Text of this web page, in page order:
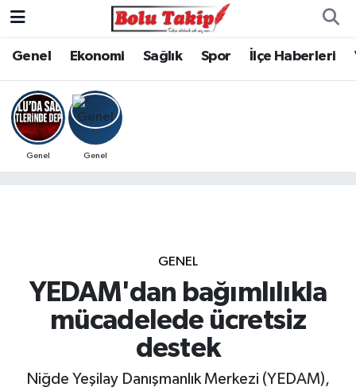
Genel Ekonomi Sağlık Spor İlçe Haberleri
Genel Genel
GENEL
YEDAM'dan bağımlılıkla
mücadelede ücretsiz
destek
Niğde Yeşilay Danışmanlık Merkezi (YEDAM),